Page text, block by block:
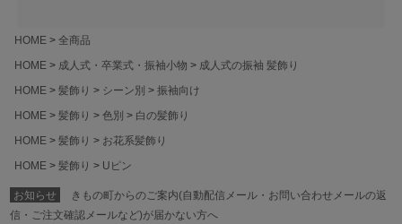
HOME
全商品
HOME
成人式・卒業式・振袖小物
成人式の振袖 髪飾り
HOME
髪飾り シーン別
振袖向け
HOME
髪飾り 色別
白の髪飾り
HOME
髪飾り
お花系髪飾り
HOME
髪飾り Uピン
お知らせ
きもの町からのご案内(自動配信メール・お問い合わせメールの返
信・ご注文確認メールなど)が届かない方へ